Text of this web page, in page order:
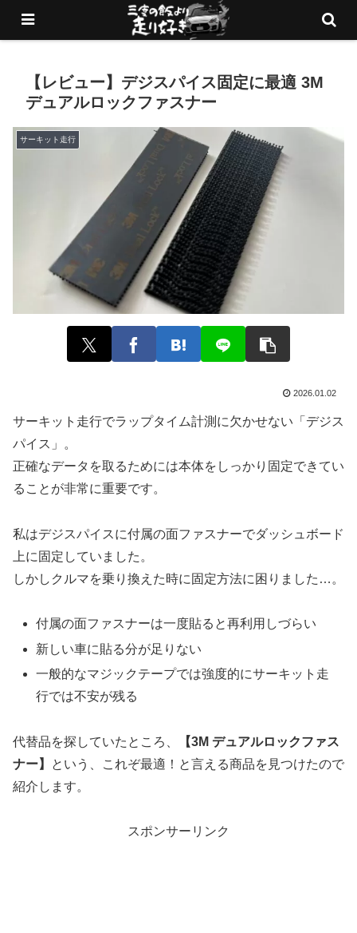
愛車でサーキットを走りまくるブログ
【レビュー】デジスパイス固定に最適 3M
デュアルロックファスナー
サーキット走行
2026.01.02
サーキット走行でラップタイム計測に欠かせない「デジス
パイス」。
正確なデータを取るためには本体をしっかり固定できてい
ることが非常に重要です。
私はデジスパイスに付属の面ファスナーでダッシュボード
上に固定していました。
しかしクルマを乗り換えた時に固定方法に困りました…。
付属の面ファスナーは一度貼ると再利用しづらい
新しい車に貼る分が足りない
一般的なマジックテープでは強度的にサーキット走
行では不安が残る
代替品を探していたところ、
【3M デュアルロックファス
ナー】
という、これぞ最適！と言える商品を見つけたので
紹介します。
スポンサーリンク